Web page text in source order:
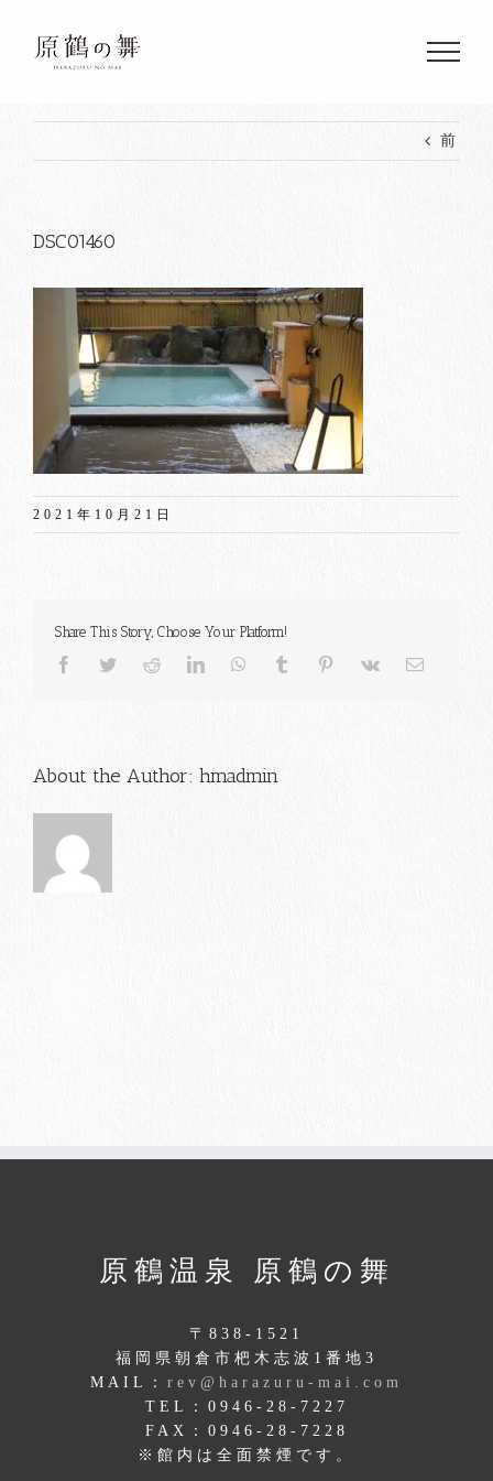
content
前
DSC01460
2021年10月21日
Share This Story, Choose Your Platform!
Facebook
TwitterRedditLinkedInWhatsApp
TumblrPinterest
Vk
About the Author: hmadmin
原鶴温泉 原鶴の舞
〒838-1521
福岡県朝倉市杷木志波1番地3
MAIL： rev@harazuru-mai.com
TEL：0946-28-7227
FAX：0946-28-7228
※館内は全面禁煙です。